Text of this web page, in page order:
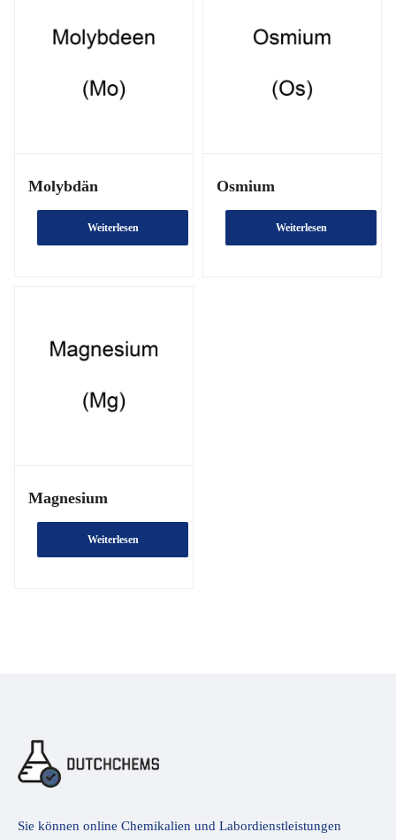
Molybdän
Weiterlesen
Osmium
Weiterlesen
Magnesium
Weiterlesen
Sie können online Chemikalien und Labordienstleistungen